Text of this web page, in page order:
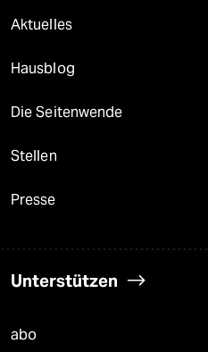
Aktuelles
Hausblog
Die Seitenwende
Stellen
Presse
Unterstützen
abo